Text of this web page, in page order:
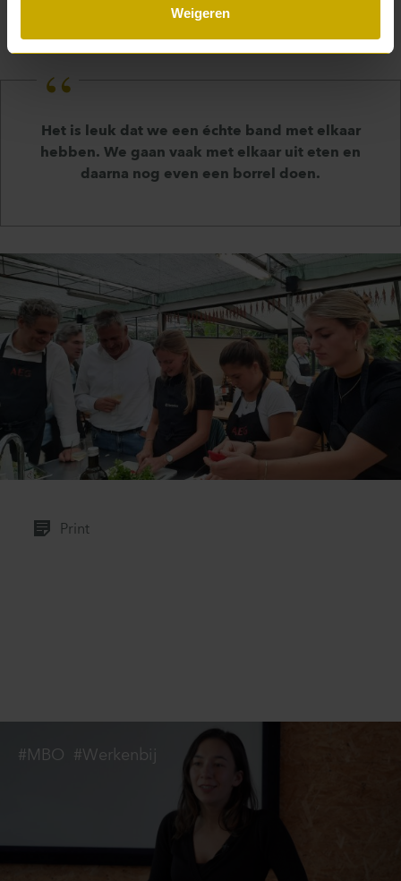
Weigeren
En ook buiten het werk spreken trainees
regelmatig met elkaar af.
Het is leuk dat we een échte band met elkaar
hebben. We gaan vaak met elkaar uit eten en
daarna nog even een borrel doen.
Print
#MBO #Werkenbij